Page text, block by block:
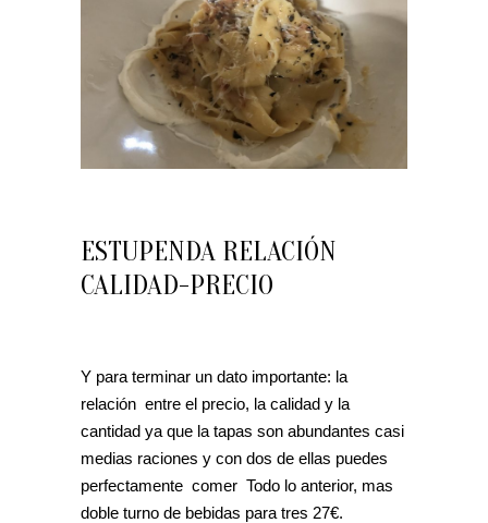
ESTUPENDA RELACIÓN
CALIDAD-PRECIO
Y para terminar un dato importante: la
relación entre el precio, la calidad y la
cantidad ya que la tapas son abundantes casi
medias raciones y con dos de ellas puedes
perfectamente comer Todo lo anterior, mas
doble turno de bebidas para tres 27€.